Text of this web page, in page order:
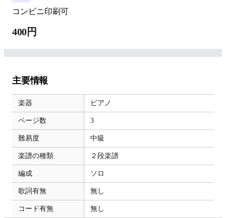
コンビニ印刷可
400円
主要情報
楽器 ピアノ
ページ数 3
難易度 中級
楽譜の種類 ２段楽譜
編成 ソロ
歌詞有無 無し
コード有無 無し